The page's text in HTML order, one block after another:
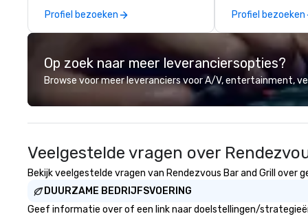
perfectly maintained fleet of late
model luxury vehicles to the
professional team of chauffeurs
and support staff; you will know
Costa Limousine.
Profiel bezoeken Profiel bezoeken
Op zoek naar meer leveranciersopties?
Browse voor meer leveranciers voor A/V, entertainment,
Veelgestelde vragen over
Bekijk veelgestelde vragen van Rendezvous Bar and Grill over
DUURZAME BEDRIJFSVOERING
Geef informatie over of een link naar doelstellingen/